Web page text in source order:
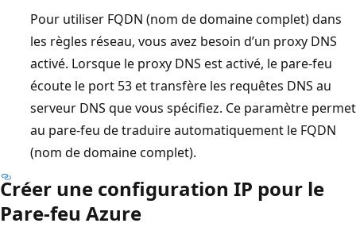
Pour utiliser FQDN (nom de domaine complet) dans
les règles réseau, vous avez besoin d’un proxy DNS
activé. Lorsque le proxy DNS est activé, le pare-feu
écoute le port 53 et transfère les requêtes DNS au
serveur DNS que vous spécifiez. Ce paramètre permet
au pare-feu de traduire automatiquement le FQDN
(nom de domaine complet).
Créer une configuration IP pour le
Pare-feu Azure